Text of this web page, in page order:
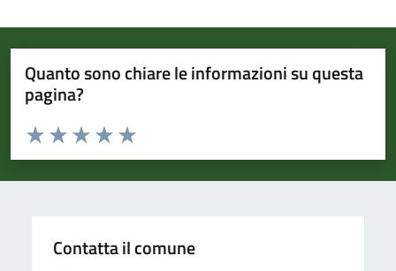
Quanto sono chiare le informazioni su questa
pagina?
Valuta da 1 a 5 stelle la pagina
Valuta 5 stelle su 5
Valuta 4 stelle su 5
Valuta 3 stelle su 5
Valuta 2 stelle su 5
Valuta 1 stelle su 5
Contatta il comune